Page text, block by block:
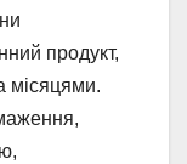
продукт,
місяцями.